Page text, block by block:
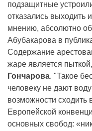
подзащитные
отказались выходить
мнению, абсолютно
Абубакарова в
Содержание
жаре является
Гончарова. "Такое
человеку не дают
возможности сходить
Европейской
основных свобод: